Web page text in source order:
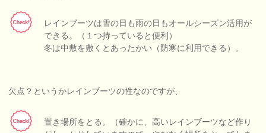
レインブーツは雪の日も雨の日もオールシーズン活用が
できる。（１つ持っていると便利）
冬は中敷を敷くとあったかい（防寒に利用できる）。
欠点？というかレインブーツの性なのですが、
置き場所をとる。（確かに、高いレインブーツなど作り